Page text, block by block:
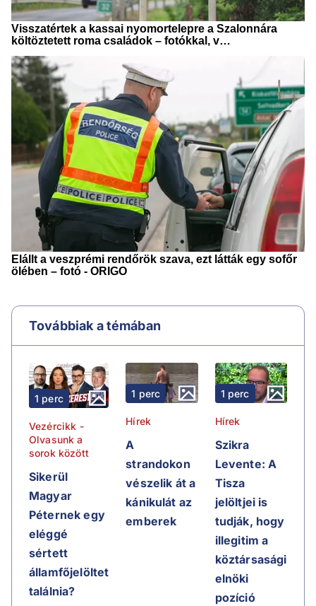
Továbbiak a témában
1 perc
Vezércikk -
Olvasunk a
sorok között
Sikerül
Magyar
Péternek egy
eléggé
sértett
államfőjelöltet
találnia?
1 perc
Hírek
A
strandokon
vészelik át a
kánikulát az
emberek
1 perc
Hírek
Szikra
Levente: A
Tisza
jelöltjei is
tudják, hogy
illegitim a
köztársasági
elnöki
pozíció